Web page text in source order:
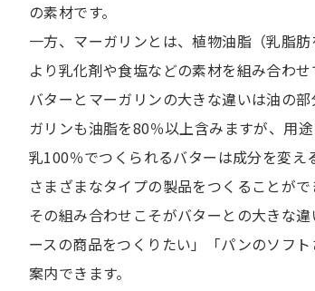
の素材です。
一方、マーガリンとは、植物油脂（乳脂
より乳化剤や食塩などの素材を組み合わ
バターとマーガリンの大きな違いは油の
ガリンも油脂を80％以上含みますが、用
乳100％でつくられるバターは成分を変
さまざまなタイプの製品をつくることがで
その組み合わせこそがバターとの大きな
ースの商品をつくりたい」「パンのソフ
案内できます。